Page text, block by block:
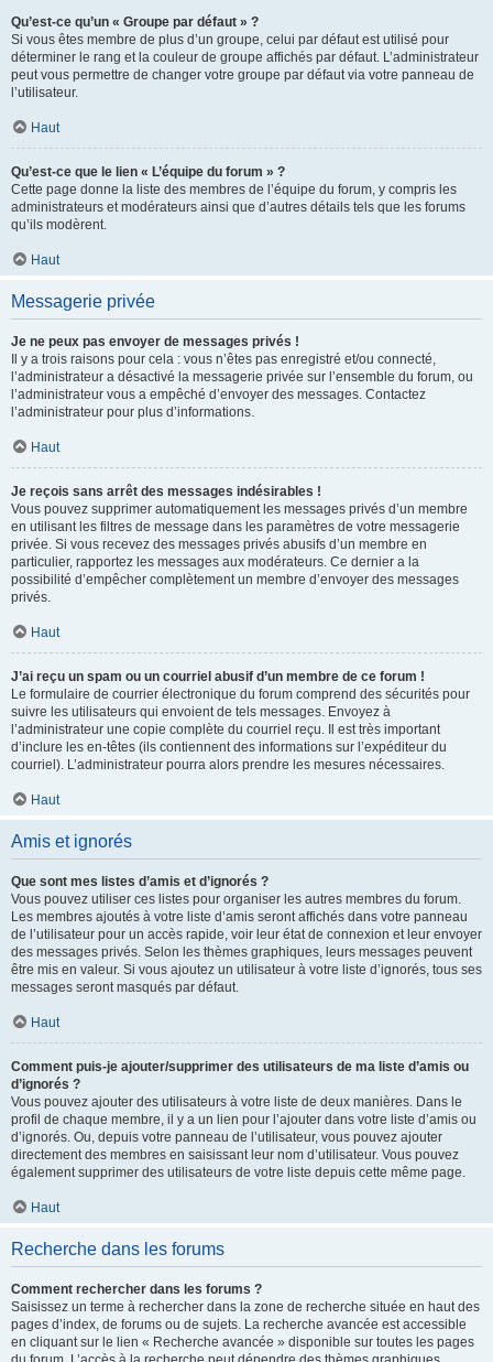
Qu’est-ce qu’un « Groupe par défaut » ?
Si vous êtes membre de plus d’un groupe, celui par défaut est utilisé pour
déterminer le rang et la couleur de groupe affichés par défaut. L’administrateur
peut vous permettre de changer votre groupe par défaut via votre panneau de
l’utilisateur.
Haut
Qu’est-ce que le lien « L’équipe du forum » ?
Cette page donne la liste des membres de l’équipe du forum, y compris les
administrateurs et modérateurs ainsi que d’autres détails tels que les forums
qu’ils modèrent.
Haut
Messagerie privée
Je ne peux pas envoyer de messages privés !
Il y a trois raisons pour cela : vous n’êtes pas enregistré et/ou connecté,
l’administrateur a désactivé la messagerie privée sur l’ensemble du forum, ou
l’administrateur vous a empêché d’envoyer des messages. Contactez
l’administrateur pour plus d’informations.
Haut
Je reçois sans arrêt des messages indésirables !
Vous pouvez supprimer automatiquement les messages privés d’un membre
en utilisant les filtres de message dans les paramètres de votre messagerie
privée. Si vous recevez des messages privés abusifs d’un membre en
particulier, rapportez les messages aux modérateurs. Ce dernier a la
possibilité d’empêcher complètement un membre d’envoyer des messages
privés.
Haut
J’ai reçu un spam ou un courriel abusif d’un membre de ce forum !
Le formulaire de courrier électronique du forum comprend des sécurités pour
suivre les utilisateurs qui envoient de tels messages. Envoyez à
l’administrateur une copie complète du courriel reçu. Il est très important
d’inclure les en-têtes (ils contiennent des informations sur l’expéditeur du
courriel). L’administrateur pourra alors prendre les mesures nécessaires.
Haut
Amis et ignorés
Que sont mes listes d’amis et d’ignorés ?
Vous pouvez utiliser ces listes pour organiser les autres membres du forum.
Les membres ajoutés à votre liste d’amis seront affichés dans votre panneau
de l’utilisateur pour un accès rapide, voir leur état de connexion et leur envoyer
des messages privés. Selon les thèmes graphiques, leurs messages peuvent
être mis en valeur. Si vous ajoutez un utilisateur à votre liste d’ignorés, tous ses
messages seront masqués par défaut.
Haut
Comment puis-je ajouter/supprimer des utilisateurs de ma liste d’amis ou
d’ignorés ?
Vous pouvez ajouter des utilisateurs à votre liste de deux manières. Dans le
profil de chaque membre, il y a un lien pour l’ajouter dans votre liste d’amis ou
d’ignorés. Ou, depuis votre panneau de l’utilisateur, vous pouvez ajouter
directement des membres en saisissant leur nom d’utilisateur. Vous pouvez
également supprimer des utilisateurs de votre liste depuis cette même page.
Haut
Recherche dans les forums
Comment rechercher dans les forums ?
Saisissez un terme à rechercher dans la zone de recherche située en haut des
pages d’index, de forums ou de sujets. La recherche avancée est accessible
en cliquant sur le lien « Recherche avancée » disponible sur toutes les pages